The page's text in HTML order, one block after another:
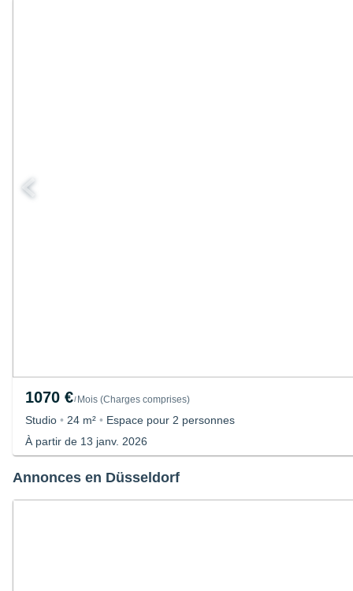
1070 €/ Mois (Charges comprises)
Studio • 24 m² • Espace pour 2 personnes
À partir de 13 janv. 2026
Annonces en Düsseldorf